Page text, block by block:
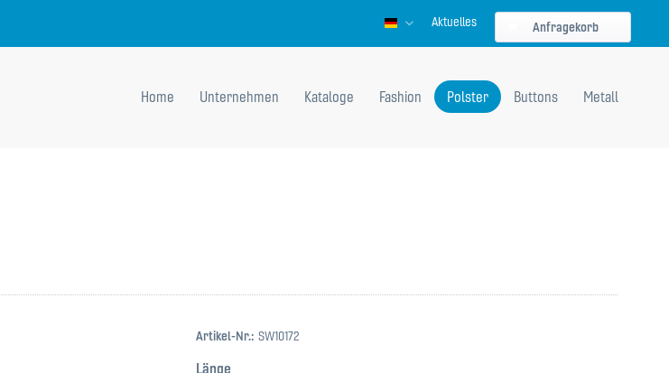
DeutschAktuelles Anfragekorb
Home Unternehmen Kataloge Fashion Polster Buttons Metall
Artikel-Nr.: SW10172
Länge